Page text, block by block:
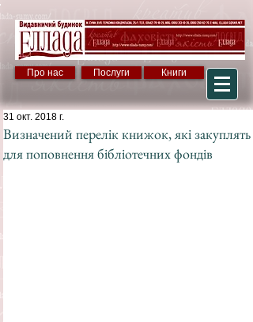
Про нас Послуги Книги
Визначений перелік книжок, які закуплять
для поповнення бібліотечних фондів
31 окт. 2018 г.